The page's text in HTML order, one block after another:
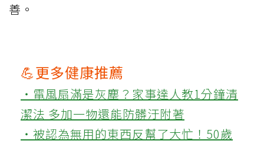
善。
💪更多健康推薦
‧電風扇滿是灰塵？家事達人教1分鐘清
潔法 多加一物還能防髒汙附著
‧被認為無用的東西反幫了大忙！50歲